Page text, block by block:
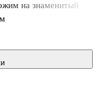
на знаменитый
1990-х город
Ги Делиль в 1997